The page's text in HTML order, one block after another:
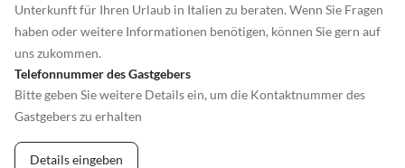
Unterkunft für Ihren Urlaub in Italien zu beraten. Wenn Sie Fragen
haben oder weitere Informationen benötigen, können Sie gern auf
uns zukommen.
Telefonnummer des Gastgebers
Bitte geben Sie weitere Details ein, um die Kontaktnummer des
Gastgebers zu erhalten
Details eingeben